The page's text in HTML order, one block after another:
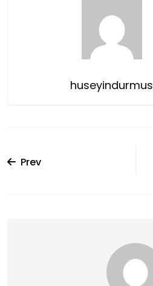
huseyindurmus
Prev